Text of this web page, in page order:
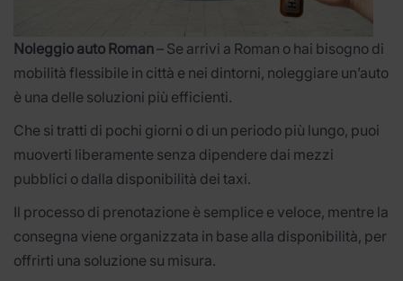
Noleggio auto Roman– Se arrivi a Roman o hai bisogno di
mobilità flessibile in città e nei dintorni, noleggiare un’auto
è una delle soluzioni più efficienti.
Che si tratti di pochi giorni o di un periodo più lungo, puoi
muoverti liberamente senza dipendere dai mezzi
pubblici o dalla disponibilità dei taxi.
Il processo di prenotazione è semplice e veloce, mentre la
consegna viene organizzata in base alla disponibilità, per
offrirti una soluzione su misura.